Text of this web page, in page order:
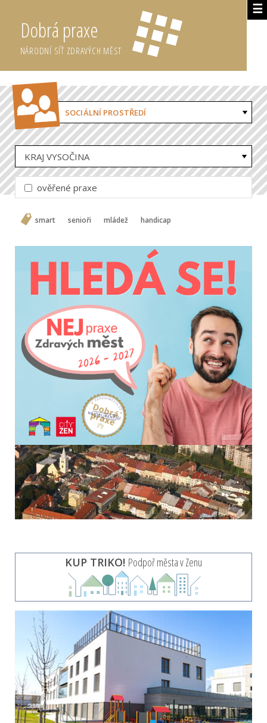
☰
Dobrá praxe
NÁRODNÍ SÍŤ ZDRAVÝCH MĚST
SOCIÁLNÍ PROSTŘEDÍ
KRAJ VYSOČINA
ověřené praxe
smart senioři mládež handicap
KUP TRIKO! Podpoř města v Zenu